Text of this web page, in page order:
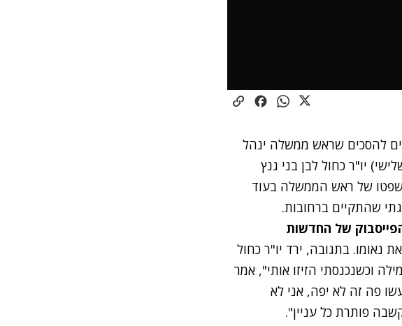
להסכים שראש ממשלה ינהל
יו"ר כחול לבן בני גנץ
של ראש הממשלה בעוד
שהתקיים ברחובות.
של החדשות
נאומו. בתגובה, ירד יו"ר כחול
וכשנכנסתי הזיזו אותי", אמר
פה זה לא יפה, אני לא
פותרת כל עניין".